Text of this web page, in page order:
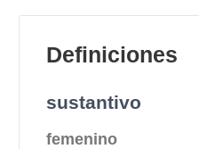
Definiciones
sustantivo
femenino